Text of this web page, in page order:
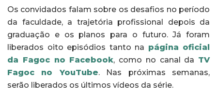
Os convidados falam sobre os desafios no período
da faculdade, a trajetória profissional depois da
graduação e os planos para o futuro. Já foram
liberados oito episódios tanto na página oficial
da Fagoc no Facebook, como no canal da TV
Fagoc no YouTube. Nas próximas semanas,
serão liberados os últimos vídeos da série.